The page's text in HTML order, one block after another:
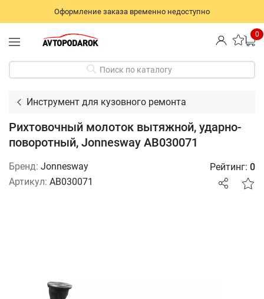
Оформление заказа временно недоступно
0
Поиск по каталогу
Инструмент для кузовного ремонта
Рихтовочный молоток вытяжной, ударно-
поворотный, Jonnesway AB030071
Бренд: Jonnesway
Артикул: AB030071
Рейтинг: 0